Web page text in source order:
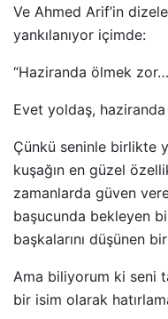
Ve Ahmed Arif’in
yankılanıyor içimde:
“Haziranda ölmek
Evet yoldaş,
Çünkü seninle birlikte
kuşağın en güzel
zamanlarda güven
başucunda bekleyen
başkalarını düşünen
Ama biliyorum ki seni
bir isim olarak